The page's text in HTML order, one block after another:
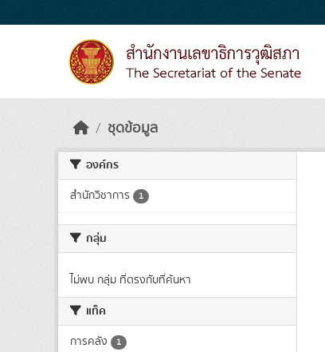
ชุดข้อมูล
องค์กร
สำนักวิชาการ 1
กลุ่ม
ไม่พบ กลุ่ม ที่ตรงกับที่ค้นหา
แท็ค
การคลัง 1